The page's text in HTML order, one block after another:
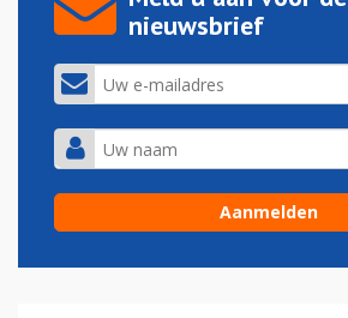
nieuwsbrief